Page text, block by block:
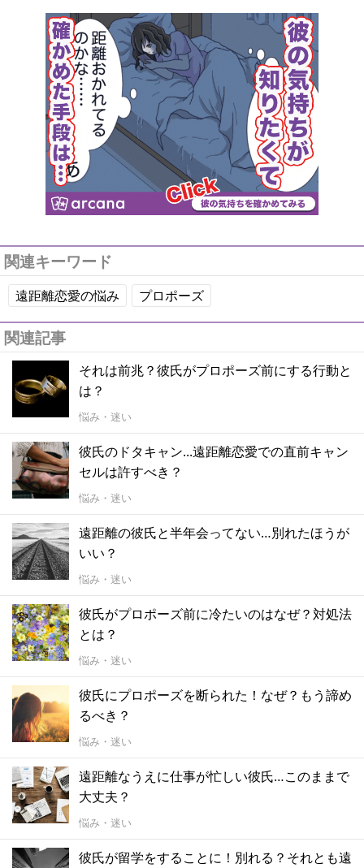
関連キーワード
遠距離恋愛の悩み プロポーズ
関連記事
それは前兆？彼氏がプロポーズ前にする行動と
は？
悩み・迷い
彼氏のドタキャン...遠距離恋愛での直前キャン
セルは許すべき？
悩み・迷い
遠距離の彼氏と半年会ってない…別れたほうが
いい？
悩み・迷い
彼氏がプロポーズ前に冷たいのはなぜ？対処法
とは？
悩み・迷い
彼氏にプロポーズを断られた！なぜ？もう諦め
るべき？
悩み・迷い
遠距離なうえに仕事が忙しい彼氏…このままで
大丈夫？
悩み・迷い
彼氏が留学をすることに！別れる？それとも遠